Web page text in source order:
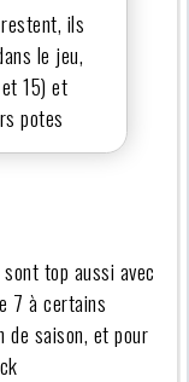
ils
le jeu,
15) et
potes
top aussi avec
7 à certains
de saison, et pour